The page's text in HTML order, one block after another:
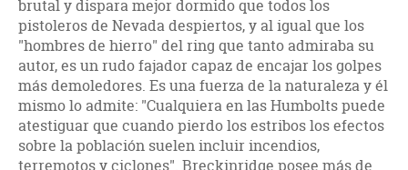
brutal y dispara mejor dormido que todos los
pistoleros de Nevada despiertos, y al igual que los
"hombres de hierro" del ring que tanto admiraba su
autor, es un rudo fajador capaz de encajar los golpes
más demoledores. Es una fuerza de la naturaleza y él
mismo lo admite: "Cualquiera en las Humbolts puede
atestiguar que cuando pierdo los estribos los efectos
sobre la población suelen incluir incendios,
terremotos y ciclones". Breckinridge posee más de